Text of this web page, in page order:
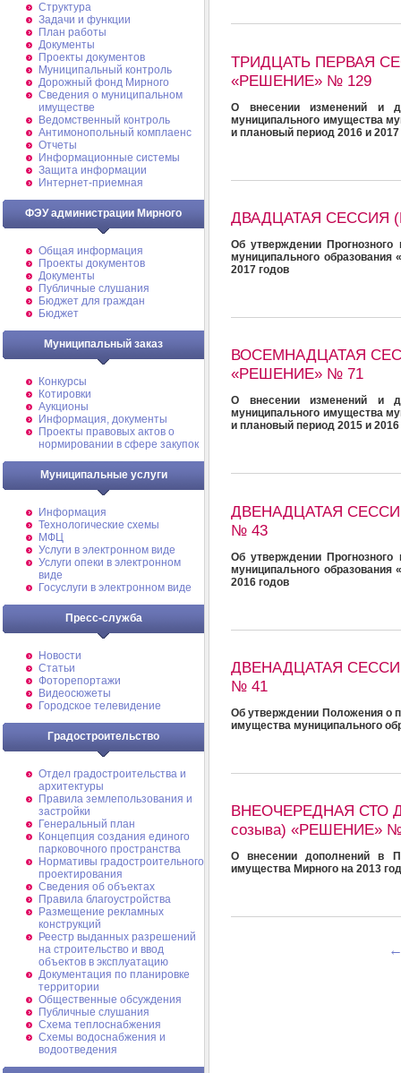
Структура
Задачи и функции
План работы
Документы
Проекты документов
Муниципальный контроль
Дорожный фонд Мирного
Cведения о муниципальном
имуществе
Ведомственный контроль
Антимонопольный комплаенс
Отчеты
Информационные системы
Защита информации
Интернет-приемная
ФЭУ администрации Мирного
Общая информация
Проекты документов
Документы
Публичные слушания
Бюджет для граждан
Бюджет
Муниципальный заказ
Конкурсы
Котировки
Аукционы
Информация, документы
Проекты правовых актов о
нормировании в сфере закупок
Муниципальные услуги
Информация
Технологические схемы
МФЦ
Услуги в электронном виде
Услуги опеки в электронном
виде
Госуслуги в электронном виде
Пресс-служба
Новости
Статьи
Фоторепортажи
Видеосюжеты
Городское телевидение
Градостроительство
Отдел градостроительства и
архитектуры
Правила землепользования и
застройки
Генеральный план
Концепция создания единого
парковочного пространства
Нормативы градостроительного
проектирования
Сведения об объектах
Правила благоустройства
Размещение рекламных
конструкций
Реестр выданных разрешений
на строительство и ввод
объектов в эксплуатацию
Документация по планировке
территории
Общественные обсуждения
Публичные слушания
Схема теплоснабжения
Схемы водоснабжения и
водоотведения
ТРИДЦАТЬ ПЕРВАЯ
«РЕШЕНИЕ» № 129
О внесении изменений и
муниципального имущества
и плановый период 2016 и 2017
ДВАДЦАТАЯ СЕССИЯ
Об утверждении Прогнозного
муниципального
2017 годов
ВОСЕМНАДЦАТАЯ
«РЕШЕНИЕ» № 71
О внесении изменений и
муниципального имущества
и плановый период 2015 и 2016
ДВЕНАДЦАТАЯ
№ 43
Об утверждении Прогнозного
муниципального
2016 годов
ДВЕНАДЦАТАЯ
№ 41
Об утверждении Положения о
имущества муниципального
ВНЕОЧЕРЕДНАЯ СТО
созыва) «РЕШЕНИЕ»
О внесении дополнений в
имущества Мирного на 2013